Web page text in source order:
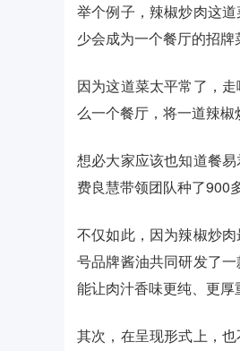
举个例子，辣椒炒肉这
少会成为一个餐厅的招牌
因为这道菜太平常了，
么一个餐厅，将一道辣椒
想必大家应该也知道餐
费良慧带领团队种了900
不仅如此，因为辣椒炒
号品牌酱油共同研发了
能让肉汁香味更纯、更厚
其次，在呈现形式上，